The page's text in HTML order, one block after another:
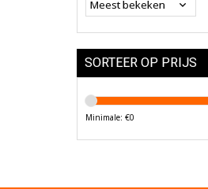
SORTEER OP PRIJS
Minimale: €0